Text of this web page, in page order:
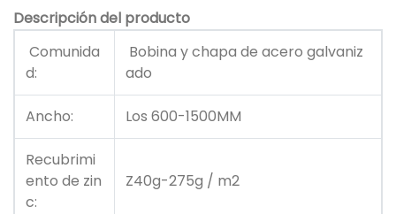
Descripción del producto
Comunida
d:
Bobina y chapa de acero galvaniz
ado
Ancho: Los 600-1500MM
Recubrimi
ento de zin
c:
Z40g-275g / m2